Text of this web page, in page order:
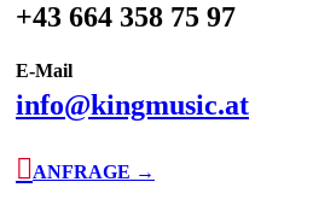
+43 664 358 75 97
E-Mail
info@kingmusic.at
 ANFRAGE →